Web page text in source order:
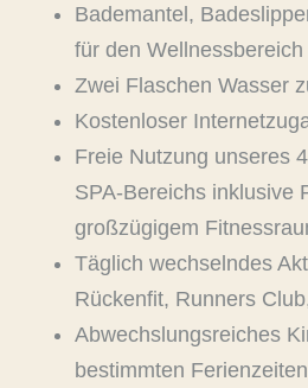
Bademantel,
für den
Zwei Flaschen Wasser
Kostenloser
Freie Nutzung unseres
SPA-Bereichs inklusive
großzügigem
Täglich wechselndes
Rückenfit, Runners
Abwechslungsreiches
bestimmten Ferienzeiten